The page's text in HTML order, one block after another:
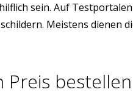
sein. Auf
Meistens dienen
Preis bestellen